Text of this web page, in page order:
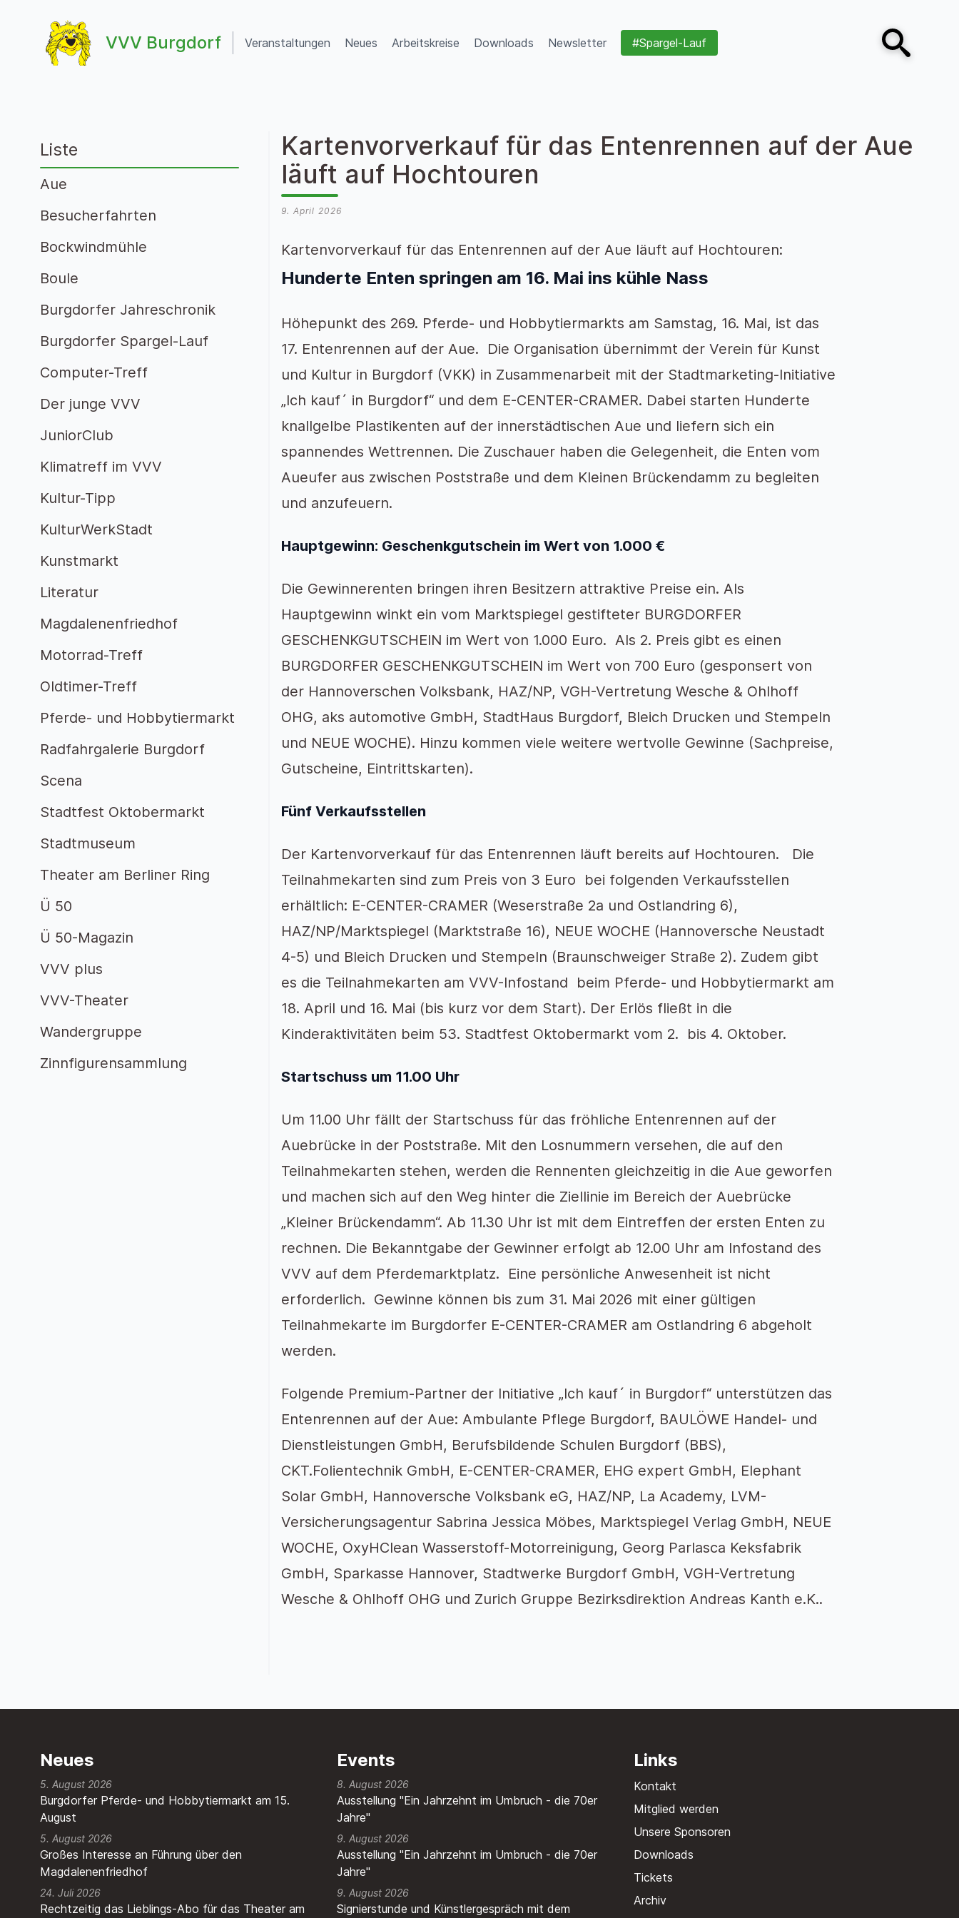
VVV Burgdorf
VVV Burgdorf
Veranstaltungen Neues Arbeitskreise Downloads Newsletter #Spargel-Lauf
Open search
Kartenvorverkauf für das Entenrennen auf der Aue
läuft auf Hochtouren
9. April 2026
Kartenvorverkauf für das Entenrennen auf der Aue läuft auf Hochtouren:
Hunderte Enten springen am 16. Mai ins kühle Nass
Höhepunkt des 269. Pferde- und Hobbytiermarkts am Samstag, 16. Mai, ist das
17. Entenrennen auf der Aue. Die Organisation übernimmt der Verein für Kunst
und Kultur in Burgdorf (VKK) in Zusammenarbeit mit der Stadtmarketing-Initiative
„Ich kauf´ in Burgdorf“ und dem E-CENTER-CRAMER. Dabei starten Hunderte
knallgelbe Plastikenten auf der innerstädtischen Aue und liefern sich ein
spannendes Wettrennen. Die Zuschauer haben die Gelegenheit, die Enten vom
Aueufer aus zwischen Poststraße und dem Kleinen Brückendamm zu begleiten
und anzufeuern.
Hauptgewinn: Geschenkgutschein im Wert von 1.000 €
Die Gewinnerenten bringen ihren Besitzern attraktive Preise ein. Als
Hauptgewinn winkt ein vom Marktspiegel gestifteter BURGDORFER
GESCHENKGUTSCHEIN im Wert von 1.000 Euro. Als 2. Preis gibt es einen
BURGDORFER GESCHENKGUTSCHEIN im Wert von 700 Euro (gesponsert von
der Hannoverschen Volksbank, HAZ/NP, VGH-Vertretung Wesche & Ohlhoff
OHG, aks automotive GmbH, StadtHaus Burgdorf, Bleich Drucken und Stempeln
und NEUE WOCHE). Hinzu kommen viele weitere wertvolle Gewinne (Sachpreise,
Gutscheine, Eintrittskarten).
Fünf Verkaufsstellen
Der Kartenvorverkauf für das Entenrennen läuft bereits auf Hochtouren. Die
Teilnahmekarten sind zum Preis von 3 Euro bei folgenden Verkaufsstellen
erhältlich: E-CENTER-CRAMER (Weserstraße 2a und Ostlandring 6),
HAZ/NP/Marktspiegel (Marktstraße 16), NEUE WOCHE (Hannoversche Neustadt
4-5) und Bleich Drucken und Stempeln (Braunschweiger Straße 2). Zudem gibt
es die Teilnahmekarten am VVV-Infostand beim Pferde- und Hobbytiermarkt am
18. April und 16. Mai (bis kurz vor dem Start). Der Erlös fließt in die
Kinderaktivitäten beim 53. Stadtfest Oktobermarkt vom 2. bis 4. Oktober.
Startschuss um 11.00 Uhr
Um 11.00 Uhr fällt der Startschuss für das fröhliche Entenrennen auf der
Auebrücke in der Poststraße. Mit den Losnummern versehen, die auf den
Teilnahmekarten stehen, werden die Rennenten gleichzeitig in die Aue geworfen
und machen sich auf den Weg hinter die Ziellinie im Bereich der Auebrücke
„Kleiner Brückendamm“. Ab 11.30 Uhr ist mit dem Eintreffen der ersten Enten zu
rechnen. Die Bekanntgabe der Gewinner erfolgt ab 12.00 Uhr am Infostand des
VVV auf dem Pferdemarktplatz. Eine persönliche Anwesenheit ist nicht
erforderlich. Gewinne können bis zum 31. Mai 2026 mit einer gültigen
Teilnahmekarte im Burgdorfer E-CENTER-CRAMER am Ostlandring 6 abgeholt
werden.
Folgende Premium-Partner der Initiative „Ich kauf´ in Burgdorf“ unterstützen das
Entenrennen auf der Aue: Ambulante Pflege Burgdorf, BAULÖWE Handel- und
Dienstleistungen GmbH, Berufsbildende Schulen Burgdorf (BBS),
CKT.Folientechnik GmbH, E-CENTER-CRAMER, EHG expert GmbH, Elephant
Solar GmbH, Hannoversche Volksbank eG, HAZ/NP, La Academy, LVM-
Versicherungsagentur Sabrina Jessica Möbes, Marktspiegel Verlag GmbH, NEUE
WOCHE, OxyHClean Wasserstoff-Motorreinigung, Georg Parlasca Keksfabrik
GmbH, Sparkasse Hannover, Stadtwerke Burgdorf GmbH, VGH-Vertretung
Wesche & Ohlhoff OHG und Zurich Gruppe Bezirksdirektion Andreas Kanth e.K..
Liste
Aue
Besucherfahrten
Bockwindmühle
Boule
Burgdorfer Jahreschronik
Burgdorfer Spargel-Lauf
Computer-Treff
Der junge VVV
JuniorClub
Klimatreff im VVV
Kultur-Tipp
KulturWerkStadt
Kunstmarkt
Literatur
Magdalenenfriedhof
Motorrad-Treff
Oldtimer-Treff
Pferde- und Hobbytiermarkt
Radfahrgalerie Burgdorf
Scena
Stadtfest Oktobermarkt
Stadtmuseum
Theater am Berliner Ring
Ü 50
Ü 50-Magazin
VVV plus
VVV-Theater
Wandergruppe
Zinnfigurensammlung
Neues
Burgdorfer Pferde- und Hobbytiermarkt am 15.
August
5. August 2026
Großes Interesse an Führung über den
Magdalenenfriedhof
5. August 2026
Rechtzeitig das Lieblings-Abo für das Theater am
24. Juli 2026
Events
8. August 2026
Ausstellung "Ein Jahrzehnt im Umbruch - die 70er
Jahre"
9. August 2026
Ausstellung "Ein Jahrzehnt im Umbruch - die 70er
Jahre"
9. August 2026
Signierstunde und Künstlergespräch mit dem
Links
Kontakt
Mitglied werden
Unsere Sponsoren
Downloads
Tickets
Archiv